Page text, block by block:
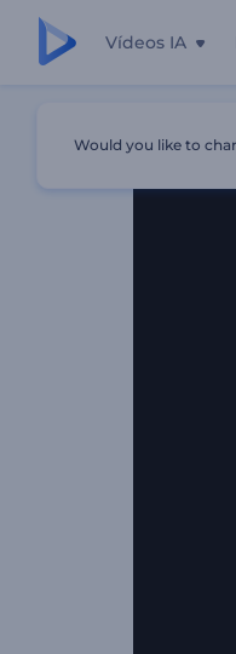
Vídeos IA
Would you like to